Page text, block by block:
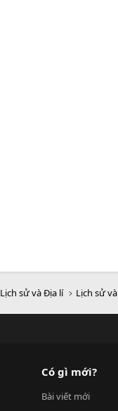
Lịch sử và Địa lí Lịch sử
Có gì mới?
Bài viết mới